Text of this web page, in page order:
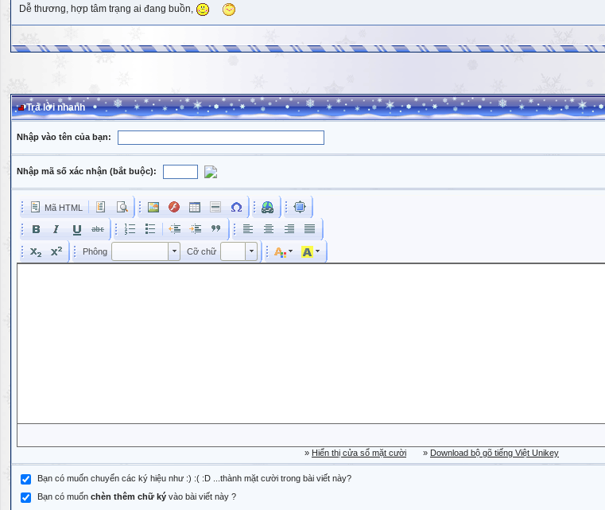
Dễ thương, hợp tâm trạng ai đang buồn,
Trả lời nhanh
Nhập vào tên của bạn:
Nhập mã số xác nhận (bắt buộc):
Mã HTML
Phông Cỡ chữ Kích cỡ phông
» Hiển thị cửa sổ mặt cười » Download bộ gõ tiếng Việt Unikey
Bạn có muốn chuyển các ký hiệu như :) :( :D ...thành mặt cười trong bài viết này?
Bạn có muốn chèn thêm chữ ký vào bài viết này ?